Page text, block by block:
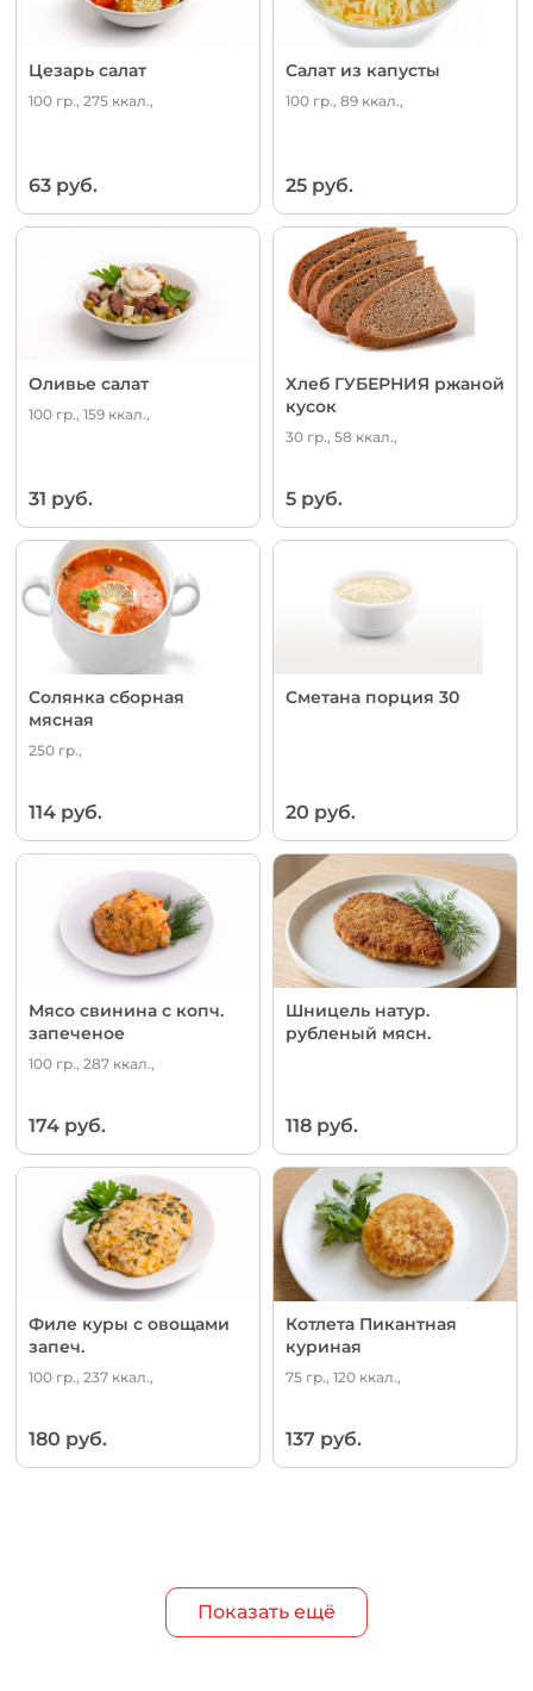
Цезарь салат
100 гр., 275 ккал.,
63 руб.
Салат из капусты
100 гр., 89 ккал.,
25 руб.
Оливье салат
100 гр., 159 ккал.,
31 руб.
Хлеб ГУБЕРНИЯ ржаной
кусок
30 гр., 58 ккал.,
5 руб.
Солянка сборная
мясная
250 гр.,
114 руб.
Сметана порция 30
20 руб.
Мясо свинина с копч.
запеченое
100 гр., 287 ккал.,
174 руб.
Шницель натур.
рубленый мясн.
118 руб.
Филе куры с овощами
запеч.
100 гр., 237 ккал.,
180 руб.
Котлета Пикантная
куриная
75 гр., 120 ккал.,
137 руб.
Показать ещё